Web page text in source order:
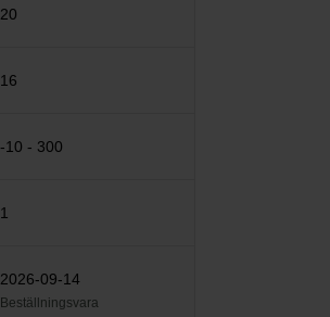
20
16
-10 - 300
1
2026-09-14
Beställningsvara